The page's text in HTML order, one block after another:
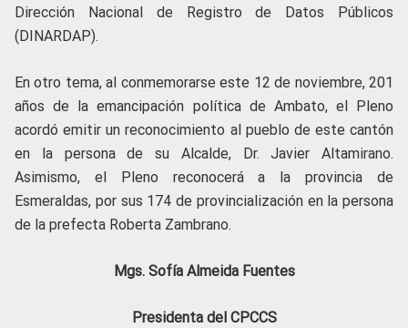
Dirección Nacional de Registro de Datos Públicos
(DINARDAP).
En otro tema, al conmemorarse este 12 de noviembre, 201
años de la emancipación política de Ambato, el Pleno
acordó emitir un reconocimiento al pueblo de este cantón
en la persona de su Alcalde, Dr. Javier Altamirano.
Asimismo, el Pleno reconocerá a la provincia de
Esmeraldas, por sus 174 de provincialización en la persona
de la prefecta Roberta Zambrano.
Mgs. Sofía Almeida Fuentes
Presidenta del CPCCS